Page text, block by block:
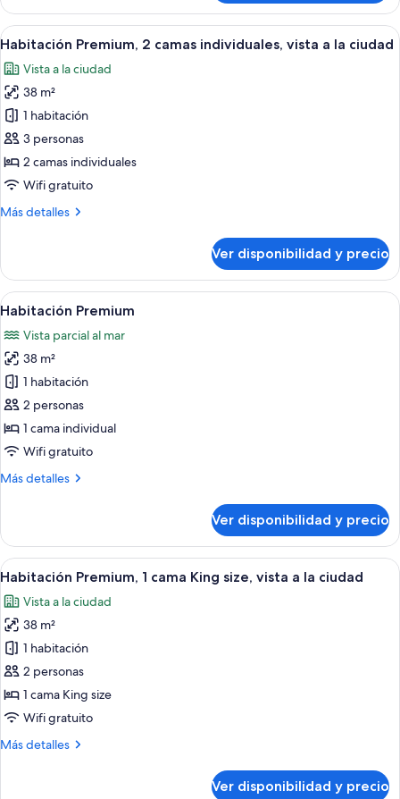
(High
Floor)
Premium,
camas
vista
al
puerto
(High
Floor)
Ver
todas
las
fotos
de
Habitación
Premium,
2
individuales,
la
ciudad
Una habitación de hotel con dos
4
Habitación Premium, 2 camas individuales, vista a la ciudad
Vista a la ciudad
38 m²
1 habitación
3 personas
2 camas individuales
Wifi gratuito
Más detalles
Más
Premium,
camas
vista
a
la
ciudad
Ver disponibilidad y precio
Ver
todas
las
fotos
de
Habitación
Premium
Una cama con ropa blanca y un
3
Habitación Premium
Vista parcial al mar
38 m²
1 habitación
2 personas
1 cama individual
Wifi gratuito
Más detalles
Más
Premium
Ver disponibilidad y precio
Ver
todas
las
fotos
de
Habitación
Premium,
1
King
Habitación de hotel con una cama
3
Habitación Premium, 1 cama King size, vista a la ciudad
Vista a la ciudad
38 m²
1 habitación
2 personas
1 cama King size
Wifi gratuito
Más detalles
Más
Ver disponibilidad y precio